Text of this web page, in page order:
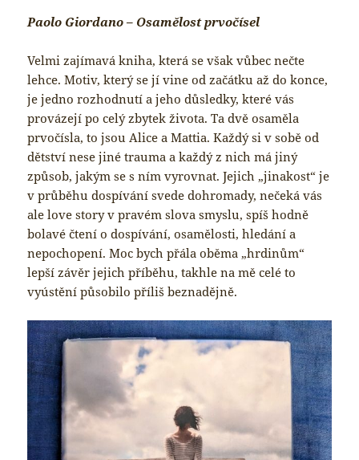
Paolo Giordano – Osamělost prvočísel
Velmi zajímavá kniha, která se však vůbec nečte
lehce. Motiv, který se jí vine od začátku až do konce,
je jedno rozhodnutí a jeho důsledky, které vás
provázejí po celý zbytek života. Ta dvě osaměla
prvočísla, to jsou Alice a Mattia. Každý si v sobě od
dětství nese jiné trauma a každý z nich má jiný
způsob, jakým se s ním vyrovnat. Jejich „jinakost“ je
v průběhu dospívání svede dohromady, nečeká vás
ale love story v pravém slova smyslu, spíš hodně
bolavé čtení o dospívání, osamělosti, hledání a
nepochopení. Moc bych přála oběma „hrdinům“
lepší závěr jejich příběhu, takhle na mě celé to
vyústění působilo příliš beznadějně.